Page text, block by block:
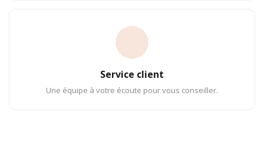
Service client
Une équipe à votre écoute pour vous conseiller.